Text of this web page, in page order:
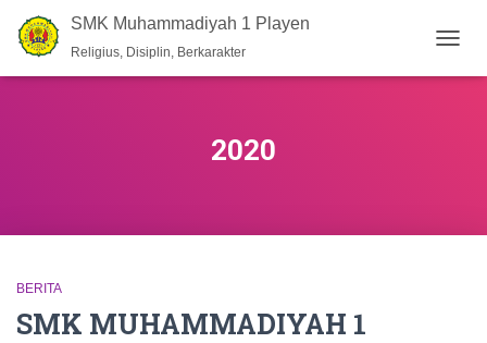
SMK Muhammadiyah 1 Playen
Religius, Disiplin, Berkarakter
2020
BERITA
SMK MUHAMMADIYAH 1